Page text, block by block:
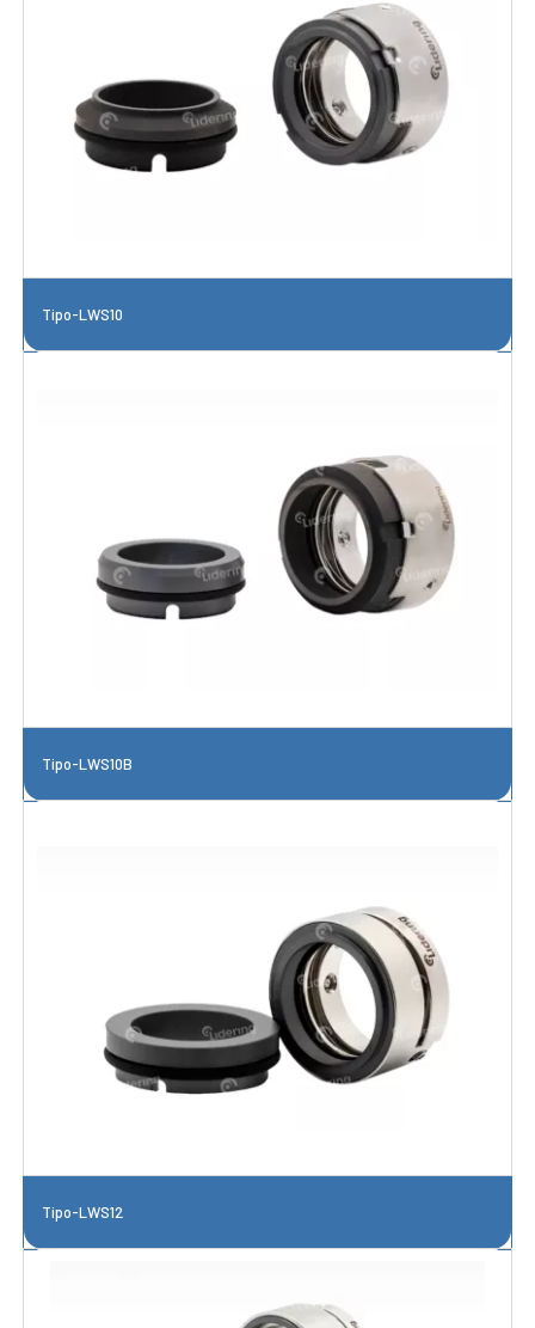
Tipo-LWS10
Tipo-LWS10B
Tipo-LWS12